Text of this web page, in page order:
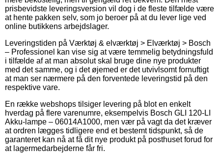
prisbevidste leveringsversion vil dog i de fleste tilfælde være
at hente pakken selv, som jo beroer på at du lever lige ved
online butikkens arbejdslager.
Leveringstiden på Værktøj & elværktøj > Elværktøj > Bosch
– Professionel kan vise sig at være temmelig betydningsfuld
i tilfælde af at man absolut skal bruge dine nye produkter
med det samme, og i det øjemed er det utvivlsomt fornuftigt
at man ser nærmere på den forventede leveringstid på den
respektive vare.
En række webshops tilsiger levering på blot en enkelt
hverdag på flere varenumre, eksempelvis Bosch GLI 120-LI
Akku-lampe – 06014A1000, men vær på vagt da det kræver
at ordren lægges tidligere end et bestemt tidspunkt, så de
garanteret kan nå at få dit nye produkt på posthuset forud for
at lagermedarbejderne får fri.